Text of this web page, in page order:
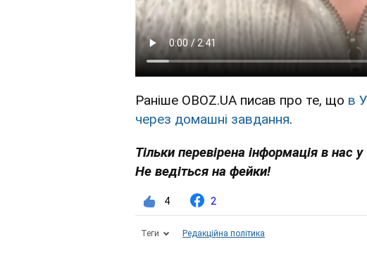
Раніше OBOZ.UA писав про те, що в
через домашні завдання.
Тільки перевірена інформація в нас
Не ведіться на фейки!
4 2
Теги Редакційна політика